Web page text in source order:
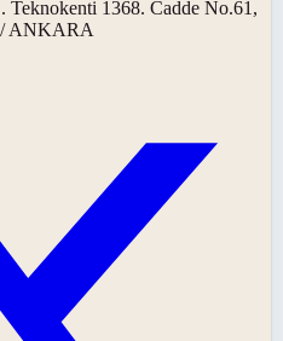
Teknokenti 1368. Cadde No.61,
ANKARA